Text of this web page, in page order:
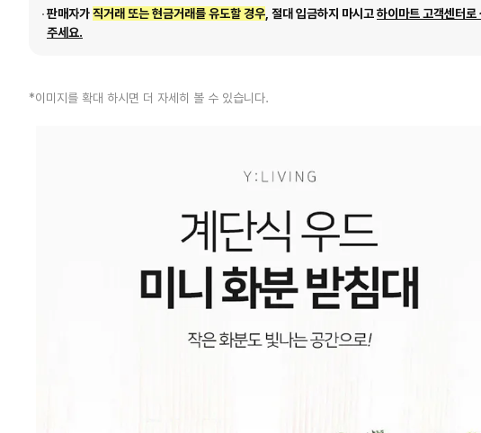
판매자가직거래 또는 현금거래를 유도할 경우 , 절대 입금하지 마시고하이마트 고객센터로
주세요.
*이미지를 확대 하시면 더 자세히 볼 수 있습니다.